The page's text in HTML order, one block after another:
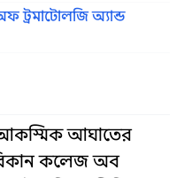
ট্রমাটোলজি অ্যান্ড
আকস্মিক আঘাতের
কলেজ অব